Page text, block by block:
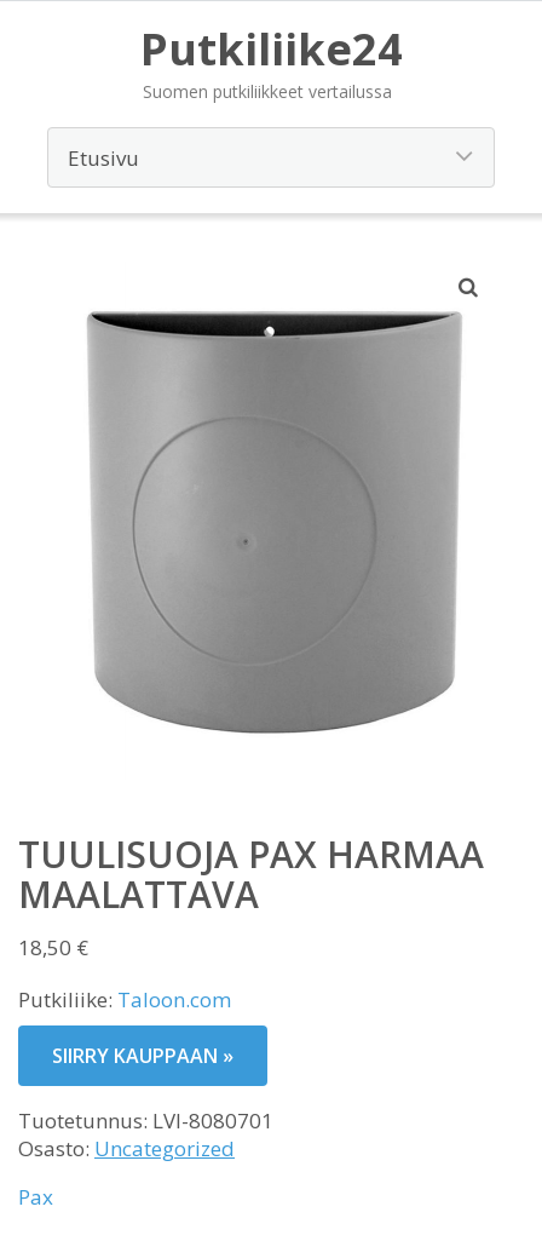
Putkiliike24
Suomen putkiliikkeet vertailussa
TUULISUOJA PAX HARMAA
MAALATTAVA
18,50 €
Putkiliike: Taloon.com
SIIRRY KAUPPAAN »
Tuotetunnus: LVI-8080701
Osasto: Uncategorized
Pax